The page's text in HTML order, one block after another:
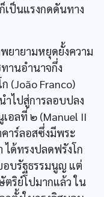
เป็นแรงกดดันทาง
ยายามหยุดยั้งความ
านอำนาจกึ่ง
(João Franco)
ำไปสู่การลอบปลง
อลที่ ๒ (Manuel II
าร์ลอสซึ่งมีพระ
ด้ทรงปลดฟรังโก
อบรัฐธรรมนูญ แต่
ริย์โปมากแล้ว ใน